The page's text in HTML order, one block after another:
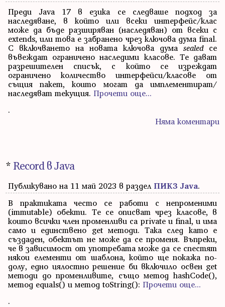
Преди Java 17 в езика се следваше подход за
наследяване, в който или всеки интерфейс/клас
може да бъде разширяван (наследяван) от всеки с
extends, или това е забранено чрез ключова дума final.
С включването на новата ключова дума sealedсе
въвеждат ограничено наследими класове. Те дават
разрешителен списък, с който се изреждат
ограничено количество интерфейси/класове от
същия пакет, които могат да имплементират/
наследяват текущия. Прочети още...
.
Няма коментари
* Record в Java
Публикувано на 11 май 2023 в раздел ПИК3 Java.
В практиката често се работи с непроменими
(immutable) обекти. Те се описват чрез класове, в
които всички член променливи са private и final, и има
само и единствено get методи. Така след като е
създаден, обектът не може да се променя. Въпреки,
че в зависимост от употребата може да се спестят
някои елементи от шаблона, който ще покажа по-
долу, едно цялостно решение би включило освен get
методи до променливите, също метод hashCode(),
метод equals() и метод toString(): Прочети още...
.